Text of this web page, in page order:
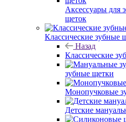
Аксессуары для
щеток
Классические зубные
Назад
Классические
зубные щетки
Монопучковые
Детские